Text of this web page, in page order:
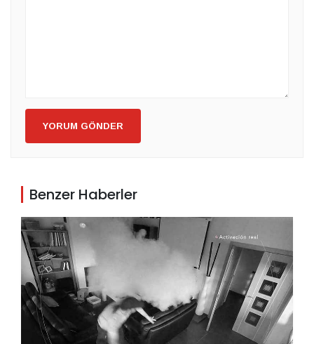
YORUM GÖNDER
Benzer Haberler